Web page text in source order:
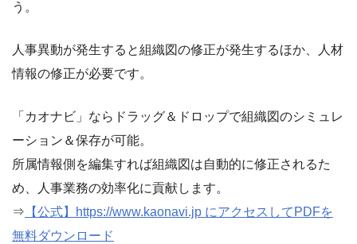
う。
人事異動が発生すると組織図の修正が発生するほか、人材
情報の修正が必要です。
「カオナビ」ならドラッグ＆ドロップで組織図のシミュレ
ーション＆保存が可能。
所属情報側を編集すれば組織図は自動的に修正されるた
め、人事業務の効率化に貢献します。
⇒ 【公式】https://www.kaonavi.jp にアクセスしてPDFを
無料ダウンロード